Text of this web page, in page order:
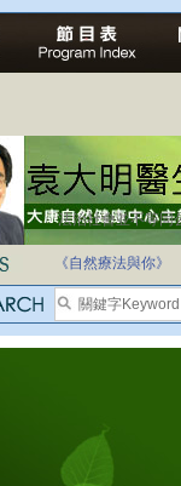
法治社會並不等同
自家教育合法化-
《自然療法與你》